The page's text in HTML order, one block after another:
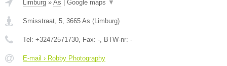
Limburg » As Google maps ▼
Smisstraat, 5, 3665 As (Limburg)
Tel: +32472571730, Fax: -, BTW-nr: -
E-mail › Robby Photography